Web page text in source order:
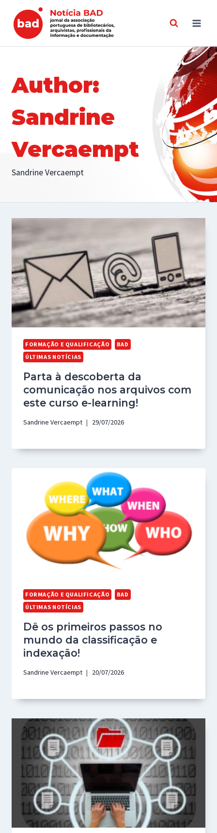
content
Author:
Sandrine
Vercaempt
Sandrine Vercaempt
FORMAÇÃO E QUALIFICAÇÃO
BAD
ÚLTIMAS NOTÍCIAS
Parta à descoberta da
comunicação nos arquivos com
este curso e-learning!
Sandrine Vercaempt 29/07/2026
FORMAÇÃO E QUALIFICAÇÃO
BAD
ÚLTIMAS NOTÍCIAS
Dê os primeiros passos no
mundo da classificação e
indexação!
Sandrine Vercaempt 20/07/2026